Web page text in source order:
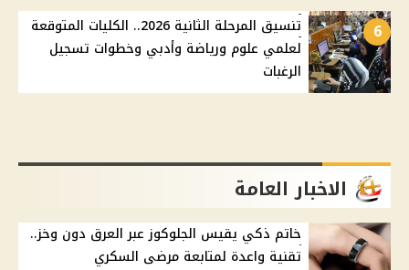
6
تنسيق المرحلة الثانية 2026.. الكليات المتوقعة
لعلمي علوم ورياضة وأدبي وخطوات تسجيل
الرغبات
الاخبار العامة
خاتم ذكي يقيس الجلوكوز عبر العرق دون وخز..
تقنية واعدة لمتابعة مرضى السكري